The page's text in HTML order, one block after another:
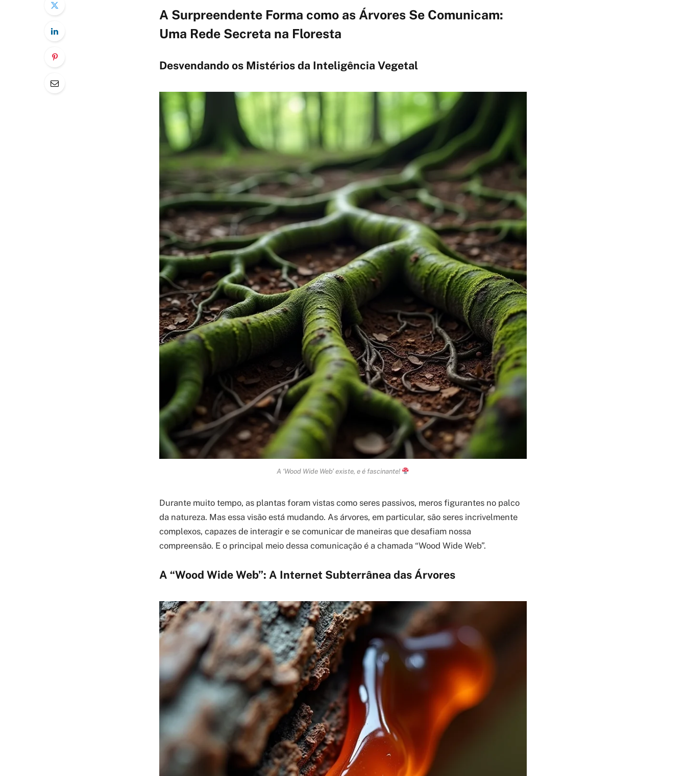
A Surpreendente Forma como as Árvores Se Comunicam:
Uma Rede Secreta na Floresta
Desvendando os Mistérios da Inteligência Vegetal
A ‘Wood Wide Web’ existe, e é fascinante!
Durante muito tempo, as plantas foram vistas como seres passivos, meros figurantes no palco
da natureza. Mas essa visão está mudando. As árvores, em particular, são seres incrivelmente
complexos, capazes de interagir e se comunicar de maneiras que desafiam nossa
compreensão. E o principal meio dessa comunicação é a chamada “Wood Wide Web”.
A “Wood Wide Web”: A Internet Subterrânea das Árvores